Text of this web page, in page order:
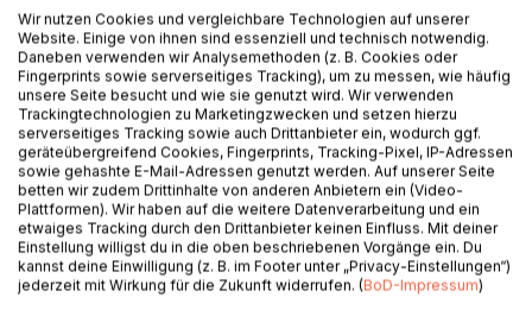
BESCHREIBUNG
Jenny war die ältere von zwei unehelichen Töchtern von
Jérôme Bonaparte, König von Westphalen, und der Diana
Rabe von Pappenheim,. Da Diana zu dieser Zeit noch mit
Wilhelm Maximilian Rabe von Pappenheim verheiratet war,
weist das GHdA Jenny als eheliches Kind des Freiherrn
Wir nutzen Cookies und vergleichbare Technologien auf unserer
Website. Einige von ihnen sind essenziell und technisch notwendig.
Daneben verwenden wir Analysemethoden (z. B. Cookies oder
Fingerprints sowie serverseitiges Tracking), um zu messen, wie häufig
unsere Seite besucht und wie sie genutzt wird. Wir verwenden
Trackingtechnologien zu Marketingzwecken und setzen hierzu
serverseitiges Tracking sowie auch Drittanbieter ein, wodurch ggf.
geräteübergreifend Cookies, Fingerprints, Tracking-Pixel, IP-Adressen
sowie gehashte E-Mail-Adressen genutzt werden. Auf unserer Seite
betten wir zudem Drittinhalte von anderen Anbietern ein (Video-
Plattformen). Wir haben auf die weitere Datenverarbeitung und ein
etwaiges Tracking durch den Drittanbieter keinen Einfluss. Mit deiner
Einstellung willigst du in die oben beschriebenen Vorgänge ein. Du
kannst deine Einwilligung (z. B. im Footer unter „Privacy-Einstellungen“)
jederzeit mit Wirkung für die Zukunft widerrufen. (BoD-Impressum)